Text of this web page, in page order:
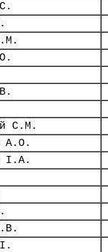
С.М.
А.О.
І.А.